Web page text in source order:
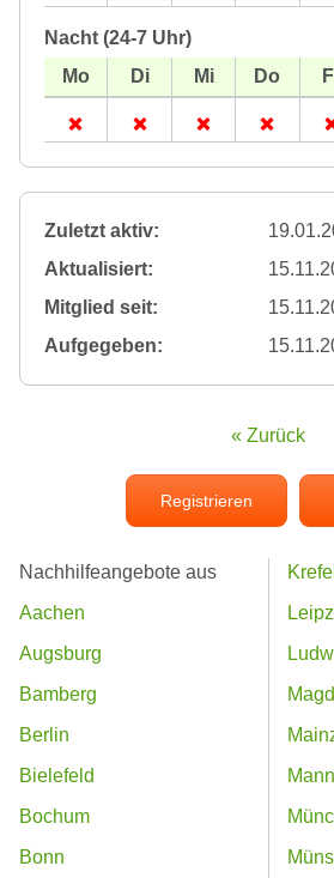
Nacht (24-7 Uhr)
Zuletzt aktiv:
Aktualisiert:
Mitglied seit:
Aufgegeben:
« Zurück
Registrieren
Nachhilfeangebote aus
Aachen
Augsburg
Bamberg
Berlin
Bielefeld
Bochum
Bonn